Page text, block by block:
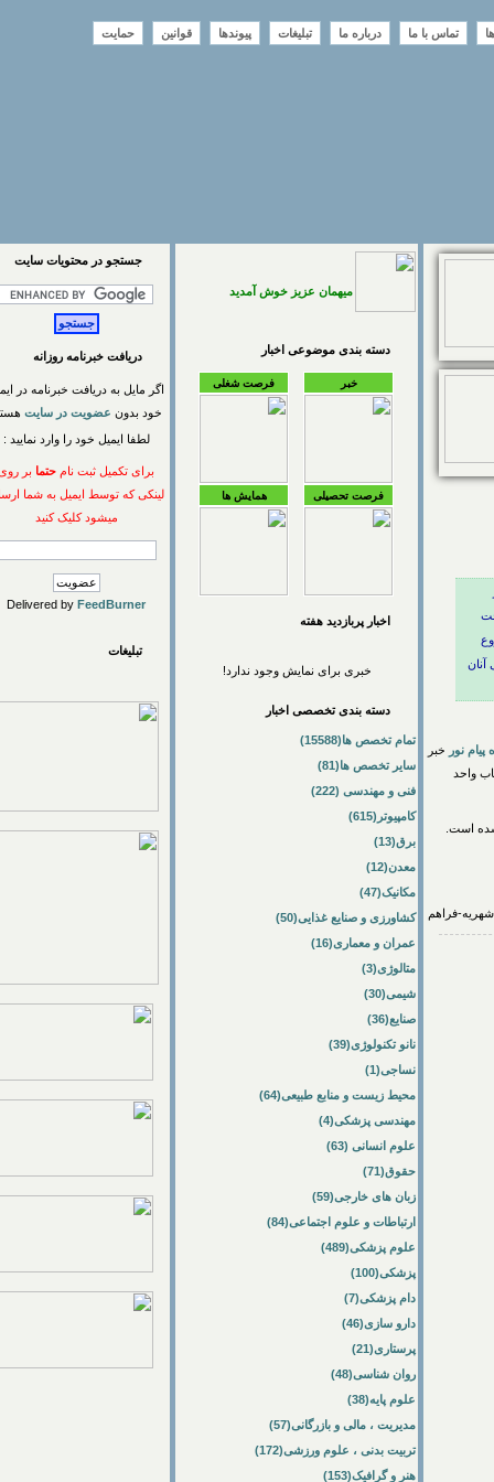
تماس با ما درباره ما تبلیغات پیوندها قوانین حمایت
نور خبر
واحد
است.
میهمان عزیز خوش آمدید
دسته بندی موضوعی اخبار
فرصت شغلی
فرصت تحصیلی همایش ها
اخبار پربازديد هفته
خبری برای نمایش وجود ندارد!
دسته بندی تخصصی اخبار
تمام تخصص ها(15588)
سایر تخصص ها(81)
فنی و مهندسی (222)
کامپیوتر(615)
برق(13)
معدن(12)
مکانیک(47)
کشاورزی و صنایع غذایی(50)
عمران و معماری(16)
متالوژی(3)
شیمی(30)
صنایع(36)
نانو تکنولوژی(39)
نساجی(1)
محیط زیست و منابع طبیعی(64)
مهندسی پزشکی(4)
علوم انسانی (63)
حقوق(71)
زبان های خارجی(59)
ارتباطات و علوم اجتماعی(84)
علوم پزشکی(489)
پزشکی(100)
دام پزشکی(7)
دارو سازی(46)
پرستاری(21)
روان شناسی(48)
علوم پایه(38)
مدیریت ، مالی و بازرگانی(57)
تربیت بدنی ، علوم ورزشی(172)
هنر و گرافیک(153)
جستجو در محتويات سايت
دریافت خبرنامه روزانه
اگر مایل به دریافت خبرنامه در ایمیل
خود بدونعضویت در سایتهستید
لطفا ایمیل خود را وارد نمایید :
برای تکمیل ثبت نام حتمابر روی
لینکی که توسط ایمیل به شما ارسال
میشود کلیک کنید
Delivered byFeedBurner
تبلیغات